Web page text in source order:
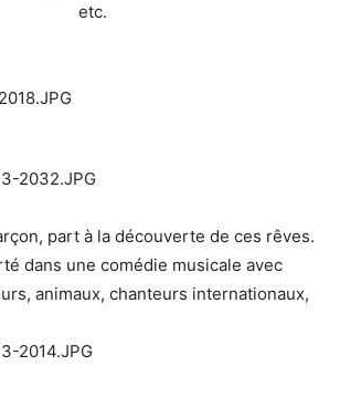
etc.
part à la découverte de ces rêves.
dans une comédie musicale avec
animaux, chanteurs internationaux,